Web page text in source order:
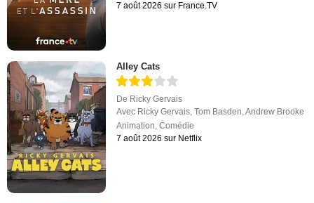
7 août 2026 sur France.TV
Alley Cats
De Ricky Gervais
Avec Ricky Gervais ,Tom Basden ,Andrew Brooke
Animation ,Comédie
7 août 2026 sur Netflix